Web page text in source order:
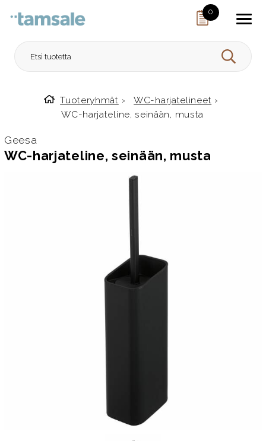
0
HAE
Etusivulle
Tuoteryhmät › WC-harjatelineet ›
WC-harjateline, seinään, musta
Geesa
WC-harjateline, seinään, musta